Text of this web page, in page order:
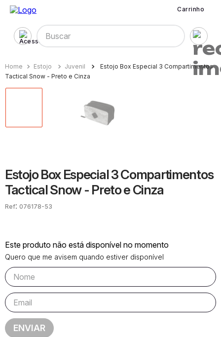
Carrinho
Buscar
Estojo Juvenil
Estojo Box Especial 3 Compartimentos
Tactical Snow - Preto e Cinza
Estojo Box Especial 3 Compartimentos
Tactical Snow - Preto e Cinza
: 076178-53
Este produto não está disponível no momento
Quero que me avisem quando estiver disponível
ENVIAR